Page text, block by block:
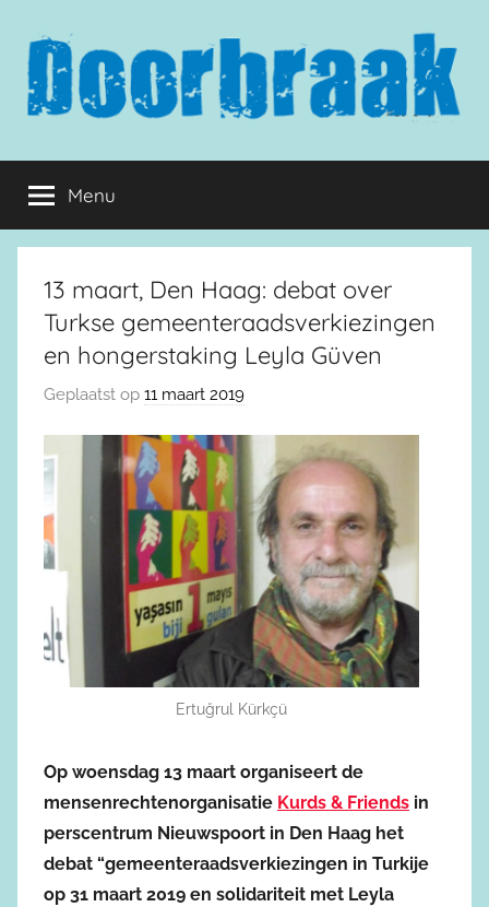
inhoud
springen
Doorbraak.eu
Menu
13 maart, Den Haag: debat over
Turkse gemeenteraadsverkiezingen
en hongerstaking Leyla Güven
Geplaatst op 11 maart 2019
Ertuğrul Kürkçü
Op woensdag 13 maart organiseert de
mensenrechtenorganisatie Kurds & Friends in
perscentrum Nieuwspoort in Den Haag het
debat “gemeenteraadsverkiezingen in Turkije
op 31 maart 2019 en solidariteit met Leyla